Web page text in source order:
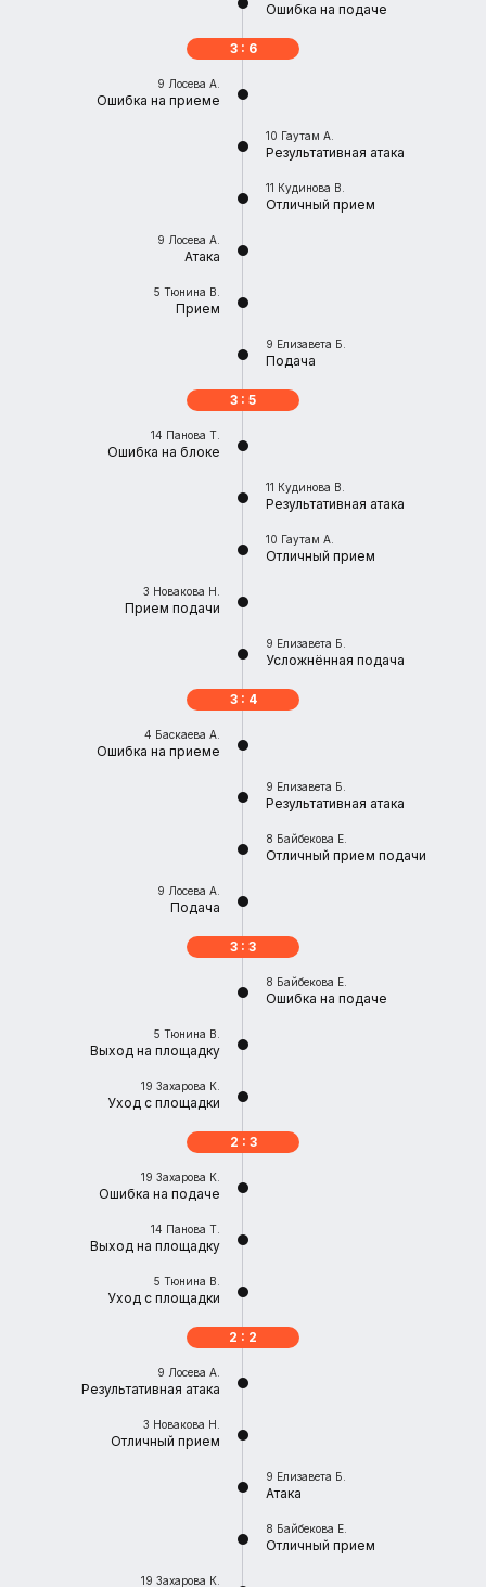
Ошибка на подаче
3 : 6
9 Лосева А.
Ошибка на приеме
10 Гаутам А.
Результативная атака
11 Кудинова В.
Отличный прием
9 Лосева А.
Атака
5 Тюнина В.
Прием
9 Елизавета Б.
Подача
3 : 5
14 Панова Т.
Ошибка на блоке
11 Кудинова В.
Результативная атака
10 Гаутам А.
Отличный прием
3 Новакова Н.
Прием подачи
9 Елизавета Б.
Усложнённая подача
3 : 4
4 Баскаева А.
Ошибка на приеме
9 Елизавета Б.
Результативная атака
8 Байбекова Е.
Отличный прием подачи
9 Лосева А.
Подача
3 : 3
8 Байбекова Е.
Ошибка на подаче
5 Тюнина В.
Выход на площадку
19 Захарова К.
Уход с площадки
2 : 3
19 Захарова К.
Ошибка на подаче
14 Панова Т.
Выход на площадку
5 Тюнина В.
Уход с площадки
2 : 2
9 Лосева А.
Результативная атака
3 Новакова Н.
Отличный прием
9 Елизавета Б.
Атака
8 Байбекова Е.
Отличный прием
19 Захарова К.